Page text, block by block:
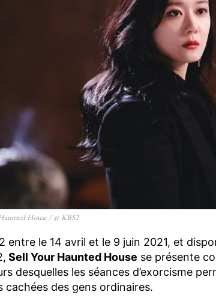
House / @ KBS2
entre le 14 avril et le 9 juin 2021, et
Sell Your Haunted House se présente
desquelles les séances d’exorcisme
cachées des gens ordinaires.